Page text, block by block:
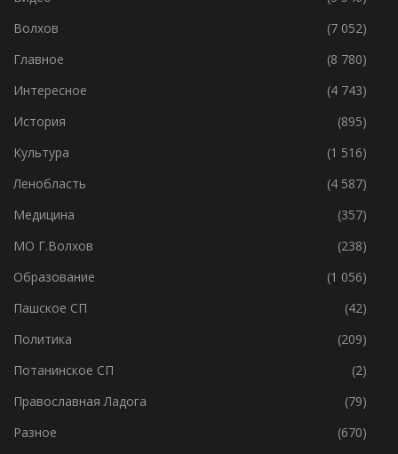
Волхов
(7 052)
Главное
(8 780)
Интересное
(4 743)
История
(895)
Культура
(1 516)
Ленобласть
(4 587)
Медицина
(357)
МО Г.Волхов
(238)
Образование
(1 056)
Пашское СП
(42)
Политика
(209)
Потанинское СП
(2)
Православная Ладога
(79)
Разное
(670)